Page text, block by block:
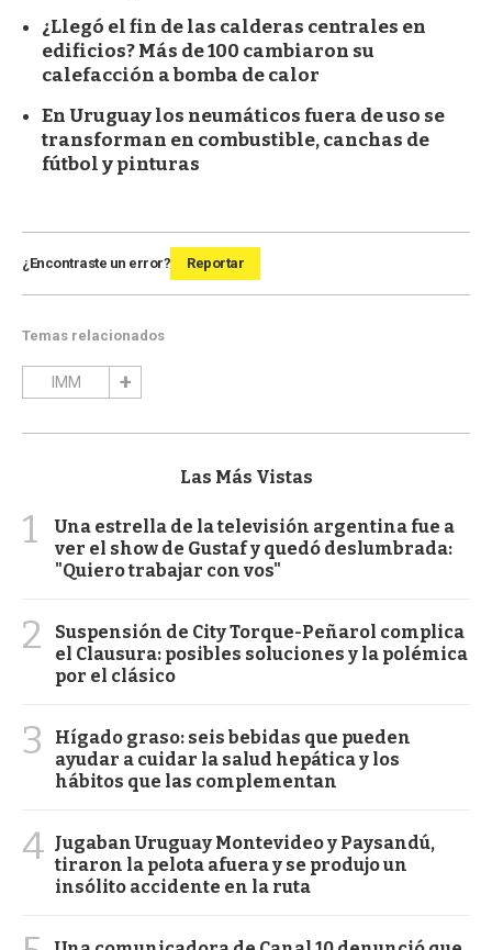
¿Llegó el fin de las calderas centrales en
edificios? Más de 100 cambiaron su
calefacción a bomba de calor
En Uruguay los neumáticos fuera de uso se
transforman en combustible, canchas de
fútbol y pinturas
¿Encontraste un error? Reportar
Temas relacionados
IMM
Las Más Vistas
1
Una estrella de la televisión argentina fue a
ver el show de Gustaf y quedó deslumbrada:
"Quiero trabajar con vos"
2
Suspensión de City Torque-Peñarol complica
el Clausura: posibles soluciones y la polémica
por el clásico
3
Hígado graso: seis bebidas que pueden
ayudar a cuidar la salud hepática y los
hábitos que las complementan
4 Jugaban Uruguay Montevideo y Paysandú,
tiraron la pelota afuera y se produjo un
insólito accidente en la ruta